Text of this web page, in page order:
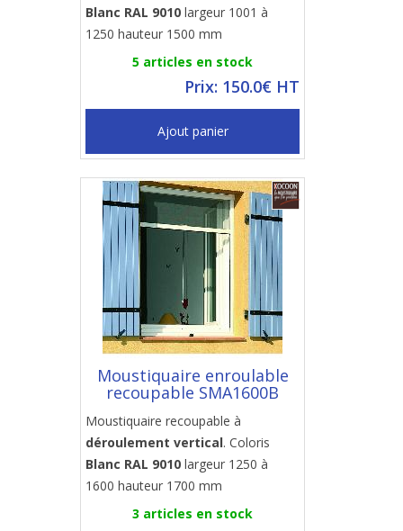
Blanc RAL 9010 largeur 1001 à
1250 hauteur 1500 mm
5 articles en stock
Prix: 150.0€ HT
Ajout panier
Moustiquaire enroulable
recoupable SMA1600B
Moustiquaire recoupable à
déroulement vertical. Coloris
Blanc RAL 9010 largeur 1250 à
1600 hauteur 1700 mm
3 articles en stock